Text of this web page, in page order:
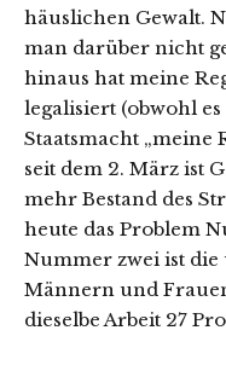
häuslichen Gewalt.
man darüber nicht
hinaus hat meine
legalisiert (obwohl
Staatsmacht „meine
seit dem 2. März ist
mehr Bestand des
heute das Problem
Nummer zwei ist
Männern und
dieselbe Arbeit 27